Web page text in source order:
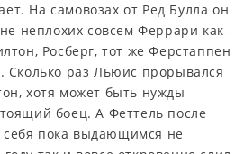
На самовозах от Ред Булла он
неплохих совсем Феррари как-
Росберг, тот же Ферстаппен
Сколько раз Льюис прорывался
хотя может быть нужды
боец. А Феттель после
пока выдающимся не